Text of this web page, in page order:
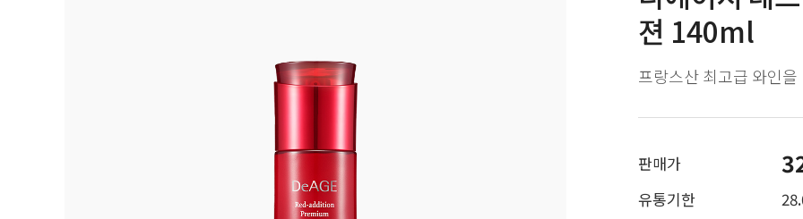
젼 140ml
프랑스산 최고급 와인
판매가
유통기한